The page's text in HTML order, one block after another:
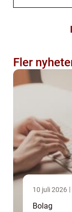
Fler
10 juli 2026
Bolag